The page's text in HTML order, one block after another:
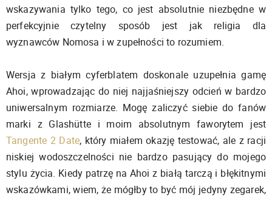
wskazywania tylko tego, co jest absolutnie niezbędne w
perfekcyjnie czytelny sposób jest jak religia dla
wyznawców Nomosa i w zupełności to rozumiem.
Wersja z białym cyferblatem doskonale uzupełnia gamę
Ahoi, wprowadzając do niej najjaśniejszy odcień w bardzo
uniwersalnym rozmiarze. Mogę zaliczyć siebie do fanów
marki z Glashütte i moim absolutnym faworytem jest
Tangente 2 Date, który miałem okazję testować, ale z racji
niskiej wodoszczelności nie bardzo pasujący do mojego
stylu życia. Kiedy patrzę na Ahoi z białą tarczą i błękitnymi
wskazówkami, wiem, że mógłby to być mój jedyny zegarek,